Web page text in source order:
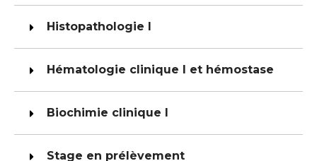
Histopathologie I
Hématologie clinique I et hémostase
Biochimie clinique I
Stage en prélèvement